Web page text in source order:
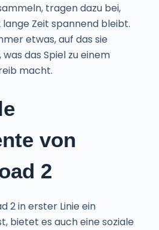
tragen dazu bei,
Zeit spannend bleibt.
etwas, auf das sie
das Spiel zu einem
macht.
von
2
2 in erster Linie ein
bietet es auch eine soziale